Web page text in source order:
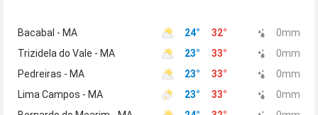
Bacabal - MA 24° 32° 0mm
Trizidela do Vale - MA
23° 33° 0mm
Pedreiras - MA
23° 33° 0mm
Lima Campos - MA
23° 33° 0mm